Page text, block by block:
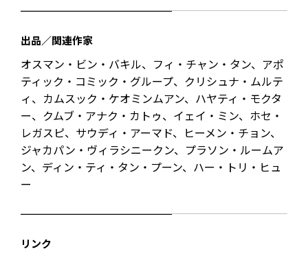
出品／関連作家
オスマン・ビン・バキル、フィ・チャン・タン、アポ
ティック・コミック・グループ、クリシュナ・ムルテ
ィ、カムスック・ケオミンムアン、ハヤティ・モクタ
ー、クムブ・アナク・カトゥ、イェイ・ミン、ホセ・
レガスピ、サウディ・アーマド、ヒーメン・チョン、
ジャカパン・ヴィラシニークン、プラソン・ルームア
ン、ディン・ティ・タン・プーン、ハー・トリ・ヒュ
ー
リンク